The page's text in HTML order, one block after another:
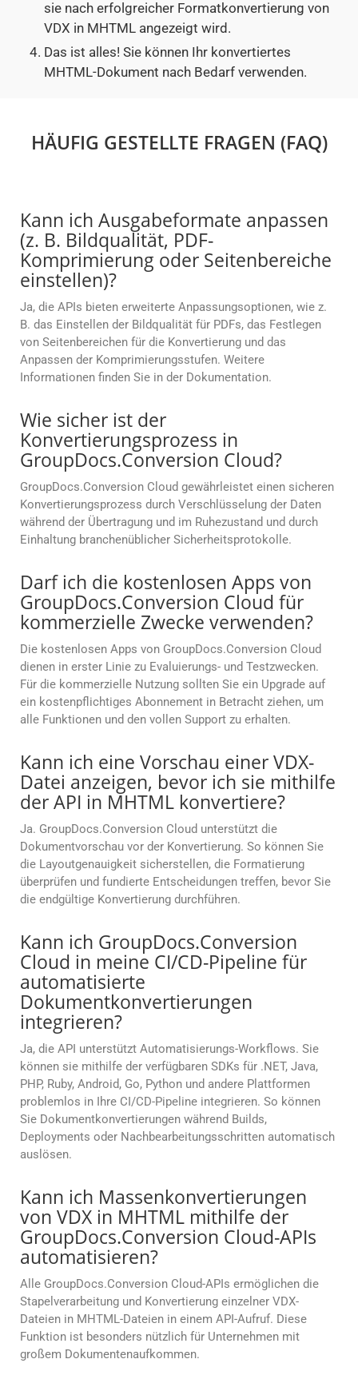
sie nach erfolgreicher Formatkonvertierung von
VDX in MHTML angezeigt wird.
Das ist alles! Sie können Ihr konvertiertes
MHTML-Dokument nach Bedarf verwenden.
HÄUFIG GESTELLTE FRAGEN (FAQ)
Kann ich Ausgabeformate anpassen
(z. B. Bildqualität, PDF-
Komprimierung oder Seitenbereiche
einstellen)?
Ja, die APIs bieten erweiterte Anpassungsoptionen, wie z.
B. das Einstellen der Bildqualität für PDFs, das Festlegen
von Seitenbereichen für die Konvertierung und das
Anpassen der Komprimierungsstufen. Weitere
Informationen finden Sie in der Dokumentation.
Wie sicher ist der
Konvertierungsprozess in
GroupDocs.Conversion Cloud?
GroupDocs.Conversion Cloud gewährleistet einen sicheren
Konvertierungsprozess durch Verschlüsselung der Daten
während der Übertragung und im Ruhezustand und durch
Einhaltung branchenüblicher Sicherheitsprotokolle.
Darf ich die kostenlosen Apps von
GroupDocs.Conversion Cloud für
kommerzielle Zwecke verwenden?
Die kostenlosen Apps von GroupDocs.Conversion Cloud
dienen in erster Linie zu Evaluierungs- und Testzwecken.
Für die kommerzielle Nutzung sollten Sie ein Upgrade auf
ein kostenpflichtiges Abonnement in Betracht ziehen, um
alle Funktionen und den vollen Support zu erhalten.
Kann ich eine Vorschau einer VDX-
Datei anzeigen, bevor ich sie mithilfe
der API in MHTML konvertiere?
Ja. GroupDocs.Conversion Cloud unterstützt die
Dokumentvorschau vor der Konvertierung. So können Sie
die Layoutgenauigkeit sicherstellen, die Formatierung
überprüfen und fundierte Entscheidungen treffen, bevor Sie
die endgültige Konvertierung durchführen.
Kann ich GroupDocs.Conversion
Cloud in meine CI/CD-Pipeline für
automatisierte
Dokumentkonvertierungen
integrieren?
Ja, die API unterstützt Automatisierungs-Workflows. Sie
können sie mithilfe der verfügbaren SDKs für .NET, Java,
PHP, Ruby, Android, Go, Python und andere Plattformen
problemlos in Ihre CI/CD-Pipeline integrieren. So können
Sie Dokumentkonvertierungen während Builds,
Deployments oder Nachbearbeitungsschritten automatisch
auslösen.
Kann ich Massenkonvertierungen
von VDX in MHTML mithilfe der
GroupDocs.Conversion Cloud-APIs
automatisieren?
Alle GroupDocs.Conversion Cloud-APIs ermöglichen die
Stapelverarbeitung und Konvertierung einzelner VDX-
Dateien in MHTML-Dateien in einem API-Aufruf. Diese
Funktion ist besonders nützlich für Unternehmen mit
großem Dokumentenaufkommen.